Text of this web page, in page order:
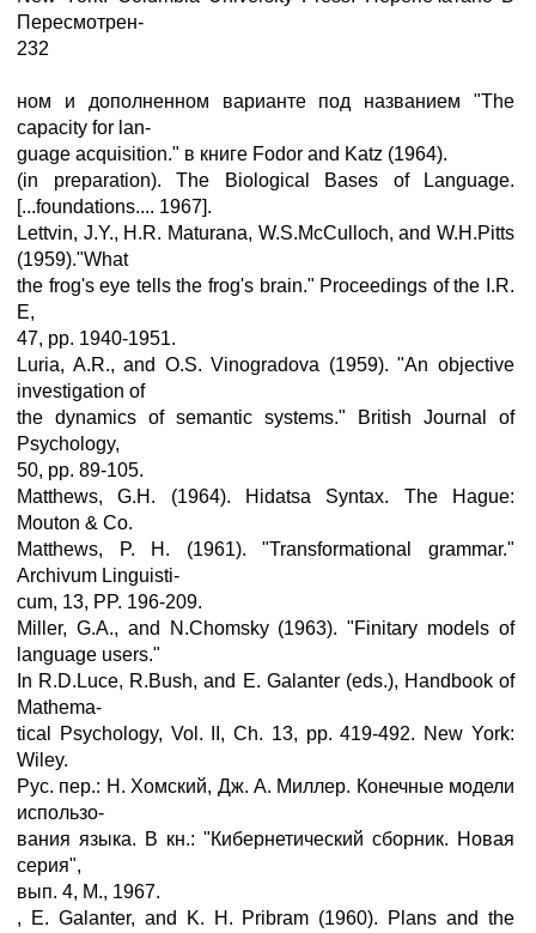
Пересмотрен-
232
ном и дополненном варианте под названием "The
capacity for lan-
guage acquisition." в книге Fodor and Katz (1964).
(in preparation). The Biological Bases of Language.
[...foundations.... 1967].
Lettvin, J.Y., H.R. Maturana, W.S.McCulloch, and W.H.Pitts
(1959)."What
the frog's eye tells the frog's brain." Proceedings of the I.R.
E,
47, pp. 1940-1951.
Luria, A.R., and O.S. Vinogradova (1959). "An objective
investigation of
the dynamics of semantic systems." British Journal of
Psychology,
50, pp. 89-105.
Matthews, G.H. (1964). Hidatsa Syntax. The Hague:
Mouton & Co.
Matthews, P. H. (1961). "Transformational grammar."
Archivum Linguisti-
cum, 13, PP. 196-209.
Miller, G.A., and N.Chomsky (1963). "Finitary models of
language users."
In R.D.Luce, R.Bush, and E. Galanter (eds.), Handbook of
Mathema-
tical Psychology, Vol. II, Ch. 13, pp. 419-492. New York:
Wiley.
Рус. пер.: Н. Хомский, Дж. А. Миллер. Конечные модели
использо-
вания языка. В кн.: "Кибернетический сборник. Новая
серия",
вып. 4, М., 1967.
, Е. Galanter, and K. H. Pribram (1960). Plans and the